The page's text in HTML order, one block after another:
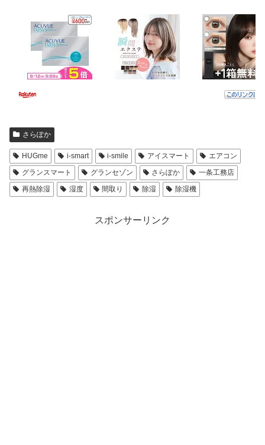
さらぽか
HUGme i-smart i-smile アイスマート
エアコン
グランスマート
グランセゾン さらぽか
一条工務店
再熱除湿
湿度 間取り 除湿 除湿機
スポンサーリンク